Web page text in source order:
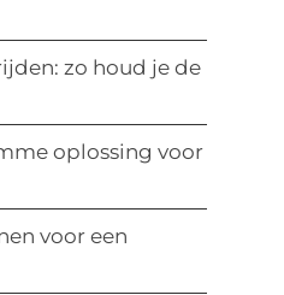
zo houd je de
oplossing voor
voor een